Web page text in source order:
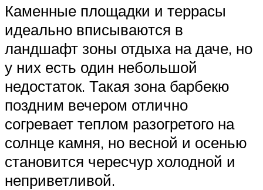
Каменные площадки и террасы
идеально вписываются в
ландшафт зоны отдыха на даче, но
у них есть один небольшой
недостаток. Такая зона барбекю
поздним вечером отлично
согревает теплом разогретого на
солнце камня, но весной и осенью
становится чересчур холодной и
неприветливой.